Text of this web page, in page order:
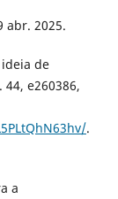
abr. 2025.
ideia de
e260386,
.
a